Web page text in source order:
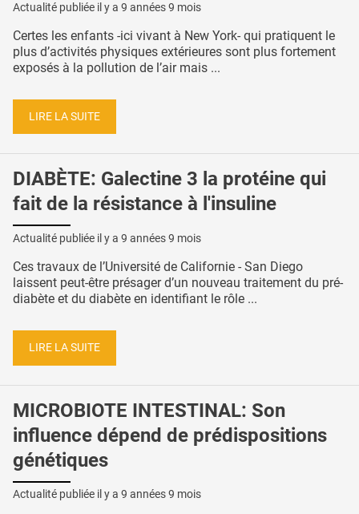
Actualité publiée il y a 9 années 9 mois
Certes les enfants -ici vivant à New York- qui pratiquent le
plus d’activités physiques extérieures sont plus fortement
exposés à la pollution de l’air mais ...
LIRE LA SUITE
DIABÈTE: Galectine 3 la protéine qui
fait de la résistance à l'insuline
Actualité publiée il y a 9 années 9 mois
Ces travaux de l’Université de Californie - San Diego
laissent peut-être présager d’un nouveau traitement du pré-
diabète et du diabète en identifiant le rôle ...
LIRE LA SUITE
MICROBIOTE INTESTINAL: Son
influence dépend de prédispositions
génétiques
Actualité publiée il y a 9 années 9 mois